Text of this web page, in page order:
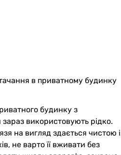
в приватному будинку
будинку з
використовують рідко.
на вигляд здається чистою і
не варто її вживати без